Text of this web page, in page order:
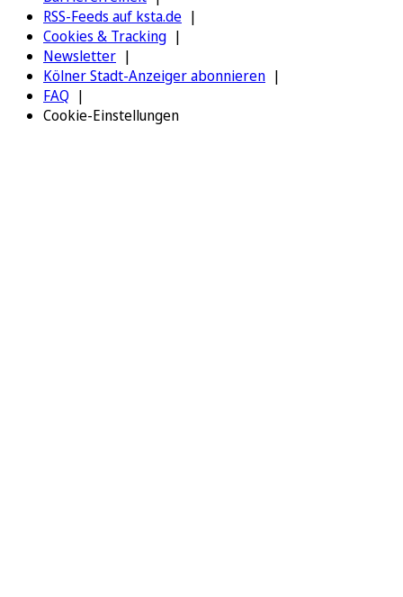
RSS-Feeds auf ksta.de
Cookies & Tracking
Newsletter
Kölner Stadt-Anzeiger abonnieren
FAQ
Cookie-Einstellungen